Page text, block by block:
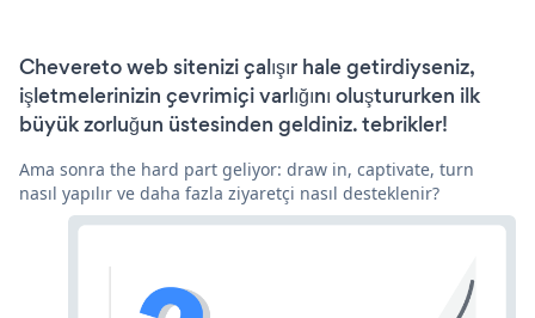
Chevereto web sitenizi çalışır hale getirdiyseniz,
işletmelerinizin çevrimiçi varlığını oluştururken ilk
büyük zorluğun üstesinden geldiniz. tebrikler!
Ama sonra the hard part geliyor: draw in, captivate, turn
nasıl yapılır ve daha fazla ziyaretçi nasıl desteklenir?